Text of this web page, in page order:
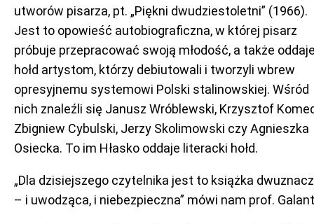
utworów pisarza, pt. „Piękni dwudziestoletni” (1966).
Jest to opowieść autobiograficzna, w której pisarz
próbuje przepracować swoją młodość, a także
hołd artystom, którzy debiutowali i tworzyli wbrew
opresyjnemu systemowi Polski stalinowskiej. Wśród
nich znaleźli się Janusz Wróblewski, Krzysztof
Zbigniew Cybulski, Jerzy Skolimowski czy Agnieszka
Osiecka. To im Hłasko oddaje literacki hołd.
„Dla dzisiejszego czytelnika jest to książka
– i uwodząca, i niebezpieczna” mówi nam prof.